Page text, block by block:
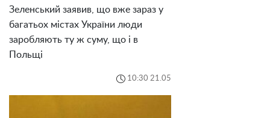
Зеленський заявив, що вже зараз у
багатьох містах України люди
заробляють ту ж суму, що і в
Польщі
10:30 21.05